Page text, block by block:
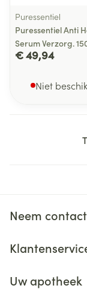
Puressentiel
Puressentiel Anti
Serum Verzorg.
€ 49,94
Niet
Neem
Uw apotheek